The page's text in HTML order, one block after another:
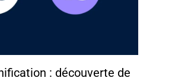
: découverte de